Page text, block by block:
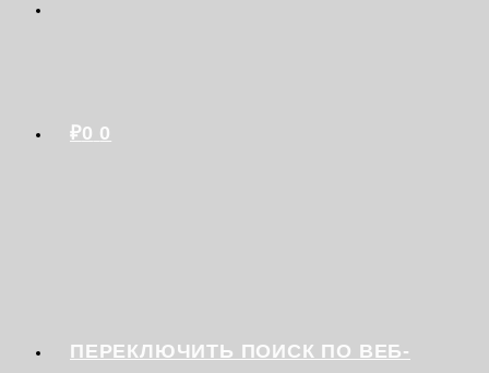
₽0 0
ПЕРЕКЛЮЧИТЬ ПОИСК ПО ВЕБ-